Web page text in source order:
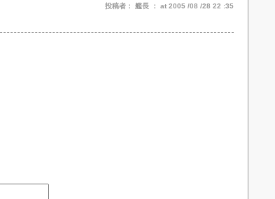
投稿者： 艦長 ： at 2005 /08 /28 22 :35